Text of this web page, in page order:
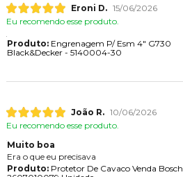
Eroni D. 15/06/2026
Eu recomendo esse produto.
Produto:Engrenagem P/ Esm 4" G730
Black&Decker - 5140004-30
João R. 10/06/2026
Eu recomendo esse produto.
Muito boa
Era o que eu precisava
Produto:Protetor De Cavaco Venda Bosch